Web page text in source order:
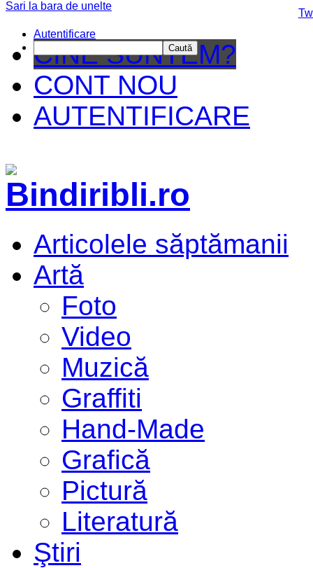
CINE SUNTEM?
CONT NOU
AUTENTIFICARE
Articolele săptămanii
Artă
Foto
Video
Muzică
Graffiti
Hand-Made
Grafică
Pictură
Literatură
Ştiri
Sari la bara de unelte
Autentificare
Caută